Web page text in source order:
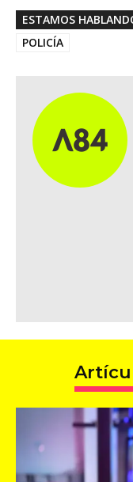
ESTAMOS
POLICÍA